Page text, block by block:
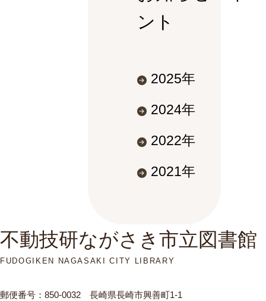
ント
2025年
2024年
2022年
2021年
不動技研ながさき市立図書館
FUDOGIKEN NAGASAKI CITY LIBRARY
郵便番号：850-0032 長崎県長崎市興善町1-1